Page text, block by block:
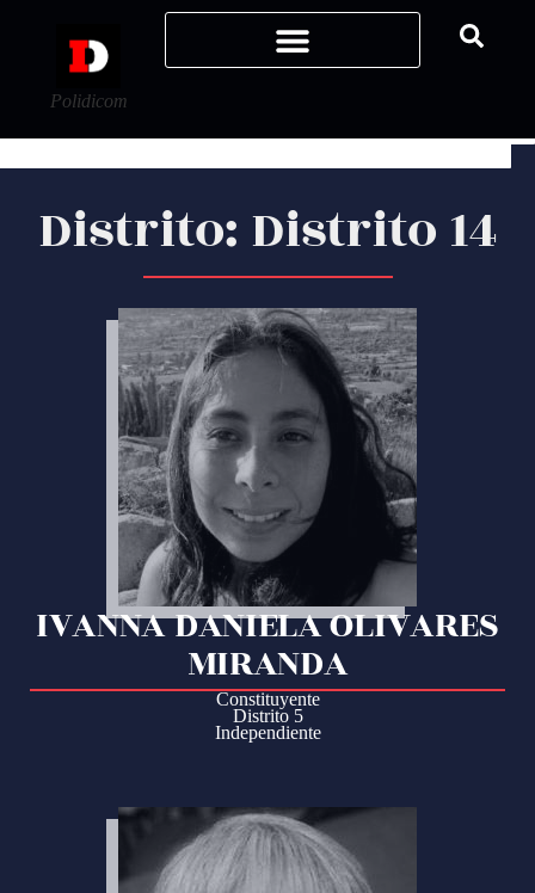
Polidicom
Distrito: Distrito 14
IVANNA DANIELA OLIVARES
MIRANDA
Constituyente
Distrito 5
Independiente